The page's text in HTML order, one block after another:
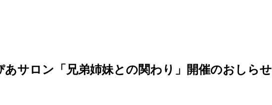
あサロン「兄弟姉妹との関わり」開催のおしらせ